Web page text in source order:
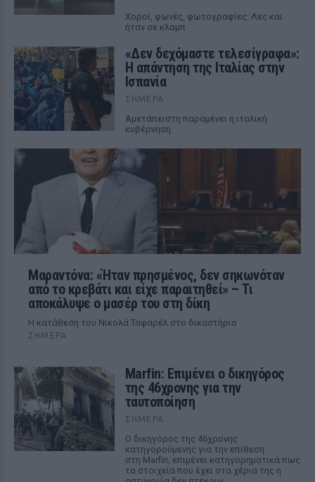
Χοροί, φωνές, φωτογραφίες: Λες και
ήταν σε κλαμπ
«Δεν δεχόμαστε τελεσίγραφα»:
Η απάντηση της Ιταλίας στην
Ισπανία
ΣΉΜΕΡΑ
Αμετάπειστη παραμένει η ιταλική
κυβέρνηση
Μαραντόνα: «Ήταν πρησμένος, δεν σηκωνόταν
από το κρεβάτι και είχε παραιτηθεί» – Τι
αποκάλυψε ο μασέρ του στη δίκη
Η κατάθεση του Νικολά Ταφαρέλ στο δικαστήριο
ΣΉΜΕΡΑ
Marfin: Επιμένει ο δικηγόρος
της 46χρονης για την
ταυτοποίηση
ΣΉΜΕΡΑ
Ο δικηγόρος της 46χρονης
κατηγορούμενης για την επίθεση
στη Marfin, επιμένει κατηγορηματικά πως
τα στοιχεία που έχει στα χέρια της η